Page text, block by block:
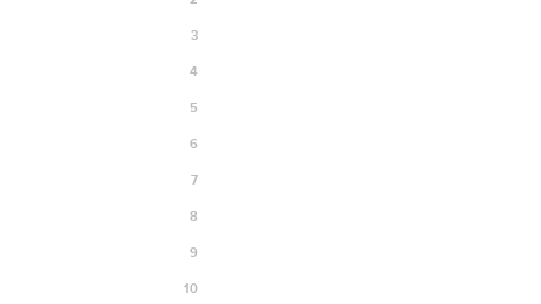
3
4
5
6
7
8
9
10